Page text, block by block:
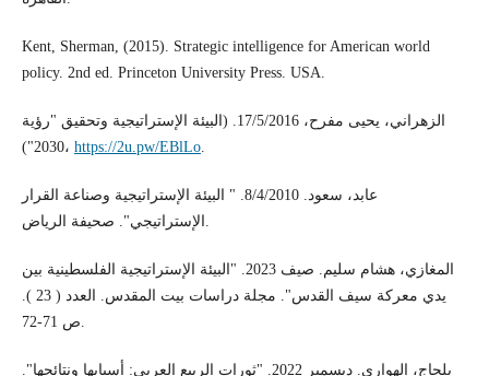
Kent, Sherman, (2015). Strategic intelligence for American world
policy. 2nd ed. Princeton University Press. USA.
الزهراني، يحيى مفرح، 17/5/2016. (البيئة الإستراتيجية وتحقيق "رؤية
2030")، https://2u.pw/EBlLo.
عابد، سعود. 8/4/2010. " البيئة الإستراتيجية وصناعة القرار
الإستراتيجي". صحيفة الرياض.
المغازي، هشام سليم. صيف 2023. "البيئة الإستراتيجية الفلسطينية بين
يدي معركة سيف القدس". مجلة دراسات بيت المقدس. العدد ( 23 ).
ص 71-72.
بلحاج، الهواري. ديسمبر 2022. "ثورات الربيع العربي: أسبابها ونتائجها".